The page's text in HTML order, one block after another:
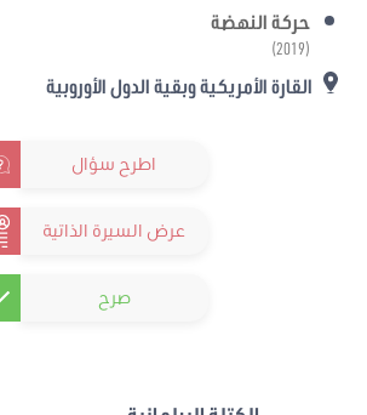
حركة النهضة
(2019)
القارة الأمريكية وبقية الدول الأوروبية
اطرح سؤال
عرض السيرة الذاتية
صرح